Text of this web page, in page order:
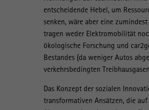
entscheidende Hebel, um
senken, wäre aber eine
tragen weder Elektromobilität
ökologische Forschung und
Bestandes (da weniger Autos
verkehrsbedingten
Das Konzept der sozialen
transformativen Ansätzen, die